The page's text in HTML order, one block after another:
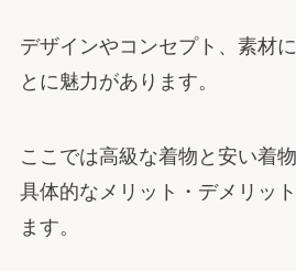
デザインやコンセプト、素材
とに魅力があります。
ここでは高級な着物と安い着
具体的なメリット・デメリッ
ます。